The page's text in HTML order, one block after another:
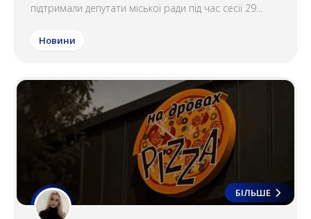
підтримали депутати міської ради під час сесії 29...
Новини
БІЛЬШЕ